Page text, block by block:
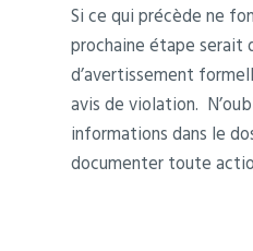
Si ce qui précède ne
prochaine étape serait
d’avertissement
avis de violation.
informations dans le
documenter toute